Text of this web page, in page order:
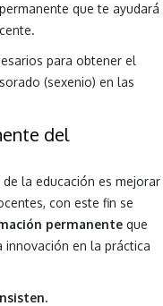
que te ayudará
para obtener el
(sexenio) en las
del
la educación es mejorar
con este fin se
permanente que
en la práctica